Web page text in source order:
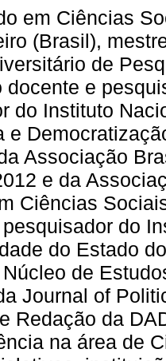
em Ciências
(Brasil),
de
docente e
do Instituto
e
Associação
e da
Ciências
do
do Estado
de
Journal of
Redação da
na área de